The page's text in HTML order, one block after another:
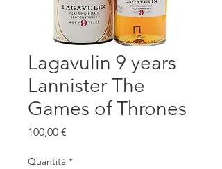
Lagavulin 9 years
Lannister The
Games of Thrones
100,00 €
Quantità *